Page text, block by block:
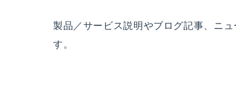
製品／サービス説明やブログ記事、ニ
す。